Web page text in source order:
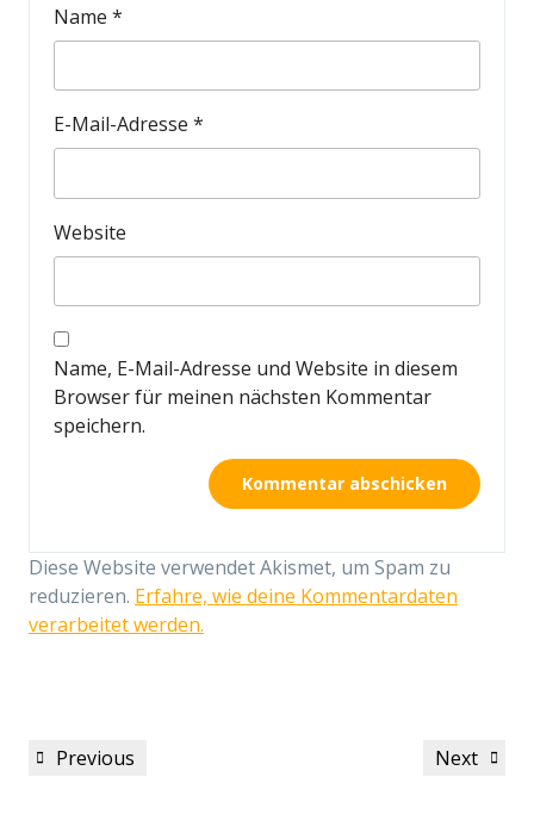
Name *
E-Mail-Adresse *
Website
Name, E-Mail-Adresse und Website in diesem
Browser für meinen nächsten Kommentar
speichern.
Diese Website verwendet Akismet, um Spam zu
reduzieren. Erfahre, wie deine Kommentardaten
verarbeitet werden.
Beitragsnavigation
Previous
Previous
Next
Next